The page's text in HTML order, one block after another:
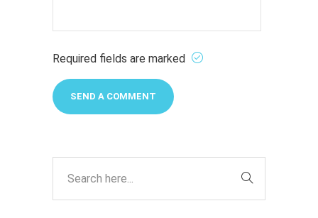
Required fields are marked